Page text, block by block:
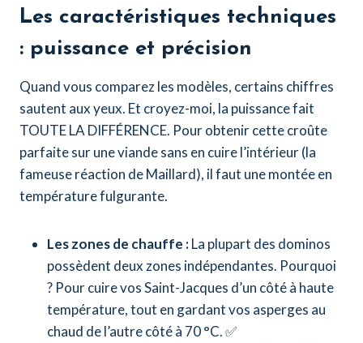
Les caractéristiques techniques
: puissance et précision
Quand vous comparez les modèles, certains chiffres
sautent aux yeux. Et croyez-moi, la puissance fait
TOUTE LA DIFFÉRENCE. Pour obtenir cette croûte
parfaite sur une viande sans en cuire l’intérieur (la
fameuse réaction de Maillard), il faut une montée en
température fulgurante.
Les zones de chauffe :La plupart des dominos
possèdent deux zones indépendantes. Pourquoi
? Pour cuire vos Saint-Jacques d’un côté à haute
température, tout en gardant vos asperges au
chaud de l’autre côté à 70 °C. ✅